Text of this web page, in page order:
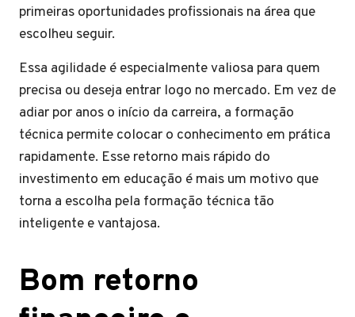
primeiras oportunidades profissionais na área que
escolheu seguir.
Essa agilidade é especialmente valiosa para quem
precisa ou deseja entrar logo no mercado. Em vez de
adiar por anos o início da carreira, a formação
técnica permite colocar o conhecimento em prática
rapidamente. Esse retorno mais rápido do
investimento em educação é mais um motivo que
torna a escolha pela formação técnica tão
inteligente e vantajosa.
Bom retorno